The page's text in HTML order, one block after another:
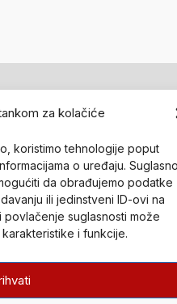
za kolačiće
koristimo tehnologije poput
o uređaju.
da obrađujemo podatke
ili jedinstveni ID-ovi na
suglasnosti može
i funkcije.